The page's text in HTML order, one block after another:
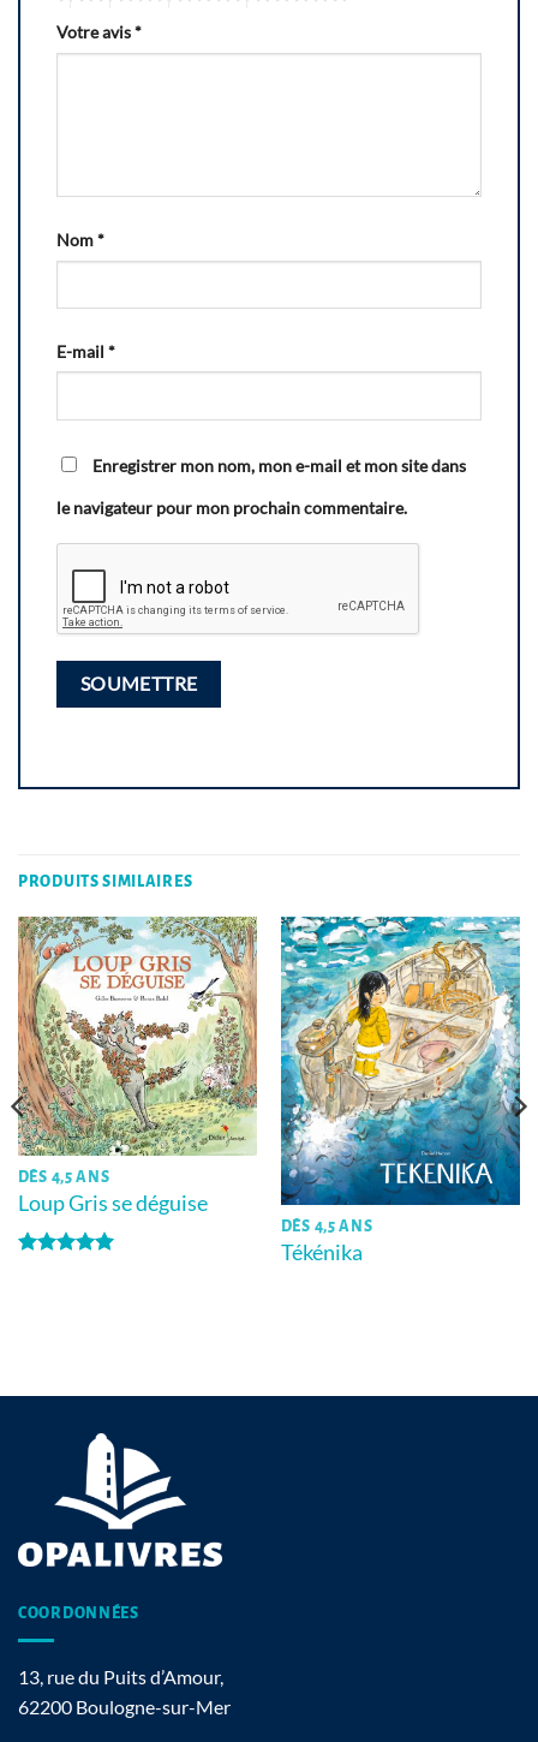
Votre avis*
Nom*
E-mail *
Enregistrer mon nom, mon e-mail et mon site dans
le navigateur pour mon prochain commentaire.
PRODUITS SIMILAIRES
DÈS 4,5 ANS
Loup Gris se déguise
DÈS 4,5 ANS
Tékénika
COORDONNÉES
13, rue du Puits d’Amour,
62200 Boulogne-sur-Mer